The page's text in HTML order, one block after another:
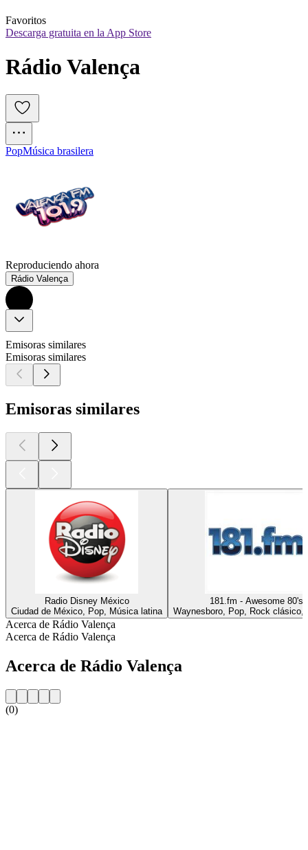
Favoritos
Descarga gratuita en la App Store
Rádio Valença
PopMúsica brasilera
Reproduciendo ahora
Rádio Valença
Emisoras similares
Emisoras similares
Emisoras similares
Radio Disney México
Ciudad de México, Pop, Música latina
181.fm - Awesome 80's
Waynesboro, Pop, Rock clásico,
Acerca de Rádio Valença
Acerca de Rádio Valença
Acerca de Rádio Valença
(0)